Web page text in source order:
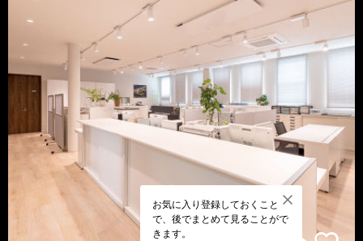
お気に入り登録しておくこと
で、後でまとめて見ることがで
きます。